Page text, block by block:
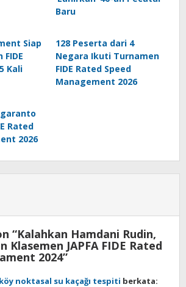
Baru
Siap
Kali
128 Peserta dari 4
Negara Ikuti Turnamen
FIDE Rated Speed
Management 2026
Rated
2026
“Kalahkan Hamdani Rudin,
Klasemen JAPFA FIDE Rated
2024”
noktasal su kaçağı tespiti berkata: